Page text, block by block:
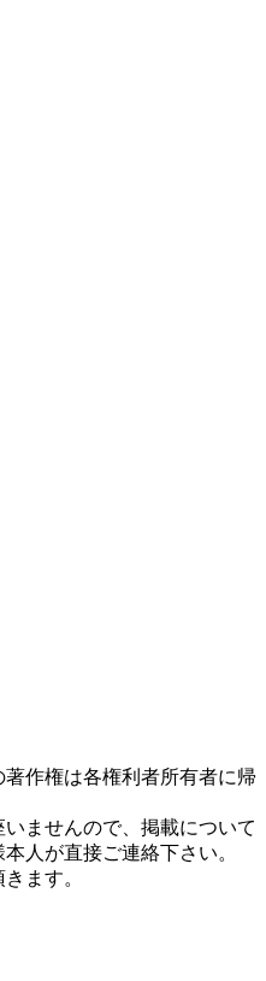
作権は各権利者所有者に帰
ませんので、掲載について
人が直接ご連絡下さい。
ます。